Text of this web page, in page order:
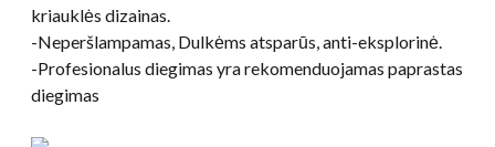
kriauklės dizainas.
-Neperšlampamas, Dulkėms atsparūs, anti-eksplorinė.
-Profesionalus diegimas yra rekomenduojamas paprastas
diegimas